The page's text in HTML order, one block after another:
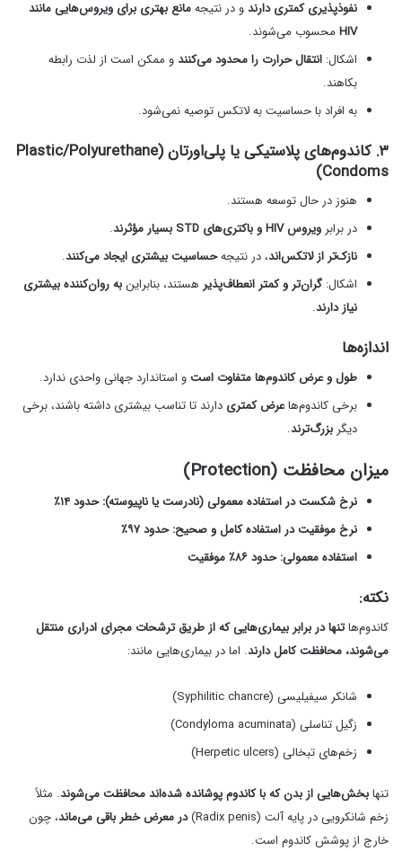
نفوذپذیری کمتری دارندو در نتیجهمانع بهتری برای ویروس‌هایی مانند
HIV محسوب می‌شوند.
اشکال: انتقال حرارت را محدود می‌کنندو ممکن است از لذت رابطه
بکاهند.
به افراد با حساسیت به لاتکس توصیه نمی‌شود.
۳. کاندوم‌های پلاستیکی یا پلی‌اورتان (Plastic/Polyurethane
Condoms)
هنوز در حال توسعه هستند.
در برابر ویروس HIV و باکتری‌های STD بسیار مؤثرند
.
نازک‌تر از لاتکس‌اند، در نتیجهحساسیت بیشتری ایجاد می‌کنند.
اشکال: گران‌تر و کمتر انعطاف‌پذیر هستند، بنابراینبه روان‌کننده بیشتری
نیاز دارند.
اندازه‌ها
طول و عرض کاندوم‌ها متفاوت استو استاندارد جهانی واحدی ندارد.
برخی کاندوم‌هاعرض کمتری دارند تا تناسب بیشتری داشته باشند، برخی
دیگر بزرگ‌ترند.
میزان محافظت (Protection)
نرخ شکست در استفاده معمولی (نادرست یا ناپیوسته): حدود ۱۴٪
نرخ موفقیت در استفاده کامل و صحیح: حدود ۹۷٪
استفاده معمولی: حدود ۸۶٪ موفقیت
نکته:
کاندوم‌هاتنها در برابر بیماری‌هایی که از طریق ترشحات مجرای ادراری منتقل
می‌شوند، محافظت کامل دارند. اما در بیماری‌هایی مانند:
شانکر سیفیلیسی (Syphilitic chancre)
زگیل تناسلی (Condyloma acuminata)
زخم‌های تبخالی (Herpetic ulcers)
تنهابخش‌هایی از بدن که با کاندوم پوشانده شده‌اند محافظت می‌شوند. مثلاً
زخم شانکرویی در پایه آلت (Radix penis)
در معرض خطر باقی می‌ماند، چون
خارج از پوشش کاندوم است.